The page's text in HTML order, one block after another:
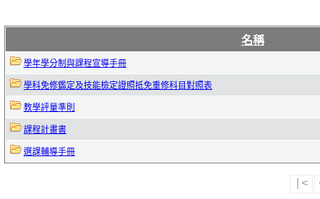
名稱
學年學分制與課程宣導手冊
學科免修鑑定及技能檢定證照抵免重修科目對照表
教學評量準則
課程計畫書
選課輔導手冊
|<